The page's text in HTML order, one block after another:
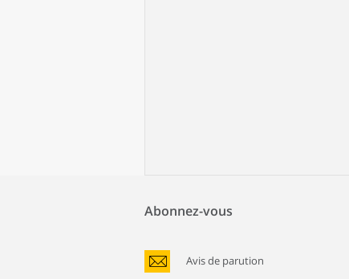
Abonnez-vous
Avis de parution